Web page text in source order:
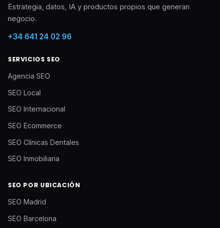
Estrategia, datos, IA y productos propios que generan
negocio.
+34 641 24 02 96
SERVICIOS SEO
Agencia SEO
SEO Local
SEO Internacional
SEO Ecommerce
SEO Clínicas Dentales
SEO Inmobiliaria
SEO POR UBICACIÓN
SEO Madrid
SEO Barcelona